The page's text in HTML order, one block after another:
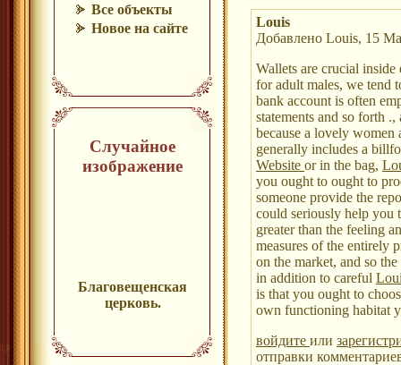
Все объекты
Новое на сайте
Случайное
изображение
Благовещенская
церковь.
Louis
Добавлено Louis, 15
Wallets are crucial
for adult males, we tend
bank account is often
statements and so forth
because a lovely
generally includes a
Website or in the bag,
you ought to ought to
someone provide the
could seriously help you
greater than the feeling
measures of the entirely
on the market, and so
in addition to careful
is that you ought to
own functioning habitat
войдите или
отправки